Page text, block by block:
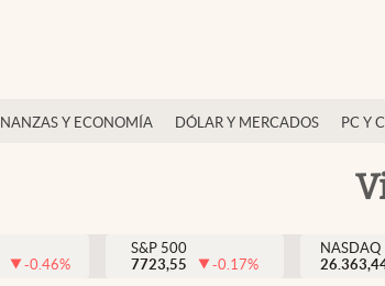
Y ECONOMÍA DÓLAR Y MERCADOS PC Y
-0.46%
S&P 500
7723,55
-0.17%
NASDAQ